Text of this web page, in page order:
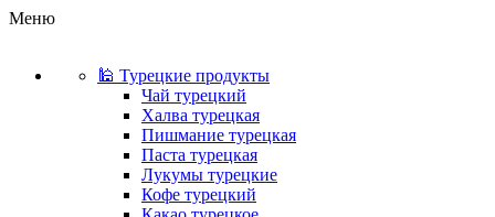
Меню
🕌 Турецкие продукты
Чай турецкий
Халва турецкая
Пишмание турецкая
Паста турецкая
Лукумы турецкие
Кофе турецкий